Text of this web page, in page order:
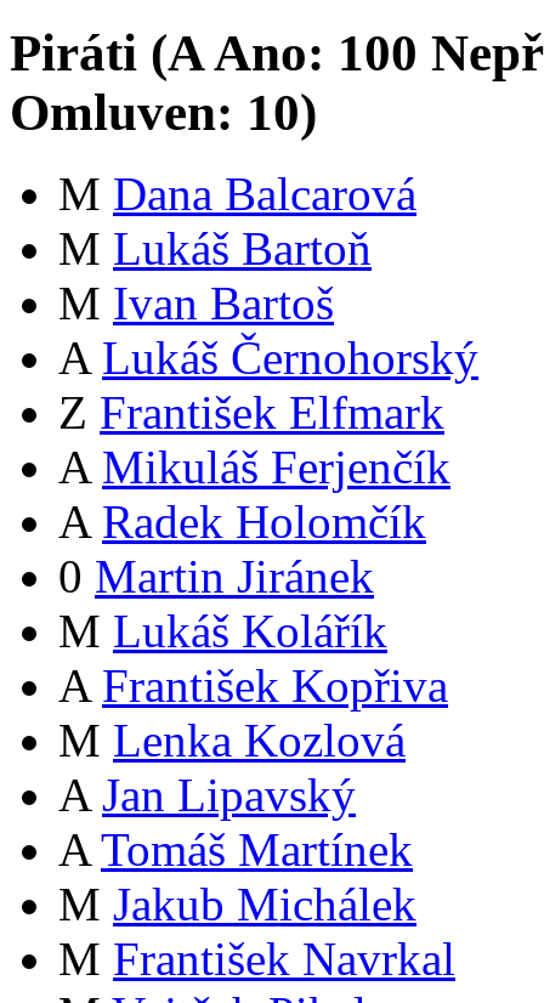
Piráti (AAno: 100
Omluven: 10)
M Dana Balcarová
M Lukáš Bartoň
M Ivan Bartoš
A Lukáš Černohorský
Z František Elfmark
A Mikuláš Ferjenčík
A Radek Holomčík
0 Martin Jiránek
M Lukáš Kolářík
A František Kopřiva
M Lenka Kozlová
A Jan Lipavský
A Tomáš Martínek
M Jakub Michálek
M František Navrkal